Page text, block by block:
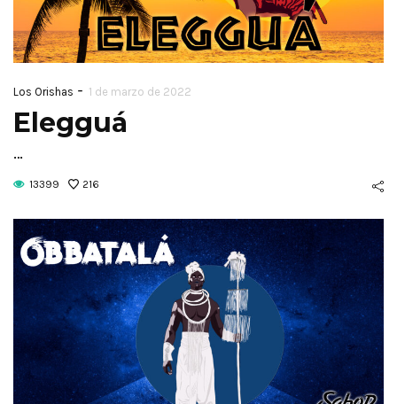
Los Orishas - 1 de marzo de 2022
Elegguá
…
13399 216